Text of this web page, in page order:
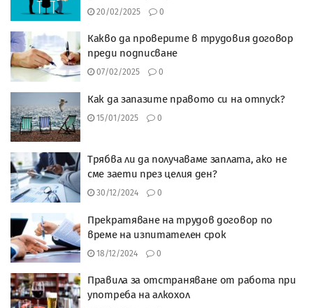
20/02/2025 0
Какво да проверите в трудовия договор
преди подписване
07/02/2025 0
Как да запазите правото си на отпуск?
15/01/2025 0
Трябва ли да получаваме заплата, ако не
сме заети през целия ден?
30/12/2024 0
Прекратяване на трудов договор по
време на изпитателен срок
18/12/2024 0
Правила за отстраняване от работа при
употреба на алкохол